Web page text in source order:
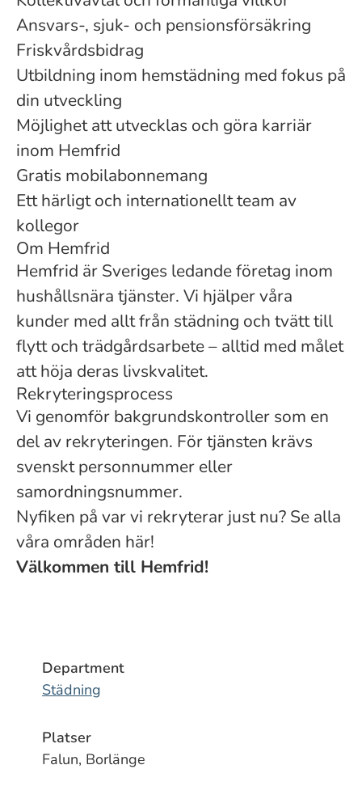
Ansvars-, sjuk- och pensionsförsäkring
Friskvårdsbidrag
Utbildning inom hemstädning med fokus på
din utveckling
Möjlighet att utvecklas och göra karriär
inom Hemfrid
Gratis mobilabonnemang
Ett härligt och internationellt team av
kollegor
Om Hemfrid
Hemfrid är Sveriges ledande företag inom
hushållsnära tjänster. Vi hjälper våra
kunder med allt från städning och tvätt till
flytt och trädgårdsarbete – alltid med målet
att höja deras livskvalitet.
Rekryteringsprocess
Vi genomför bakgrundskontroller som en
del av rekryteringen. För tjänsten krävs
svenskt personnummer eller
samordningsnummer.
Nyfiken på var vi rekryterar just nu? Se alla
våra områden här!
Välkommen till Hemfrid!
Department
Städning
Platser
Falun, Borlänge